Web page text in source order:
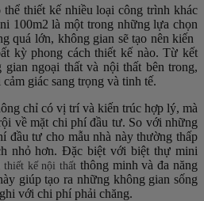
thiết kế nhiều loại công trình khác
100m2 là một trong những lựa chọn
quá lớn, không gian sẽ tạo nên kiến
kỳ phong cách thiết kế nào. Từ kết
ngoại thất và nội thất bên trong,
giác sang trọng và tinh tế.
chỉ có vị trí và kiến trúc hợp lý, mà
về mặt chi phí đầu tư. So với những
đầu tư cho mẫu nhà này thường thấp
nhỏ hơn. Đặc biệt với biệt thự mini
thiết kế nội thất thông minh và đa năng
giúp tạo ra những không gian sống
với chi phí phải chăng.